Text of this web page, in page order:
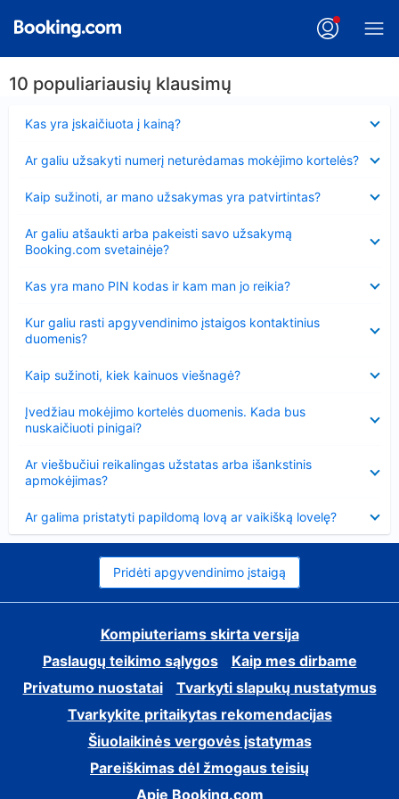
10 populiariausių klausimų
Kas yra įskaičiuota į kainą?
Ar galiu užsakyti numerį neturėdamas mokėjimo kortelės?
Kaip sužinoti, ar mano užsakymas yra patvirtintas?
Ar galiu atšaukti arba pakeisti savo užsakymą
Booking.com svetainėje?
Kas yra mano PIN kodas ir kam man jo reikia?
Kur galiu rasti apgyvendinimo įstaigos kontaktinius
duomenis?
Kaip sužinoti, kiek kainuos viešnagė?
Įvedžiau mokėjimo kortelės duomenis. Kada bus
nuskaičiuoti pinigai?
Ar viešbučiui reikalingas užstatas arba išankstinis
apmokėjimas?
Ar galima pristatyti papildomą lovą ar vaikišką lovelę?
Pridėti apgyvendinimo įstaigą
Kompiuteriams skirta versija
Paslaugų teikimo sąlygos
Kaip mes dirbame
Privatumo nuostatai
Tvarkyti slapukų nustatymus
Tvarkykite pritaikytas rekomendacijas
Šiuolaikinės vergovės įstatymas
Pareiškimas dėl žmogaus teisių
Apie Booking.com